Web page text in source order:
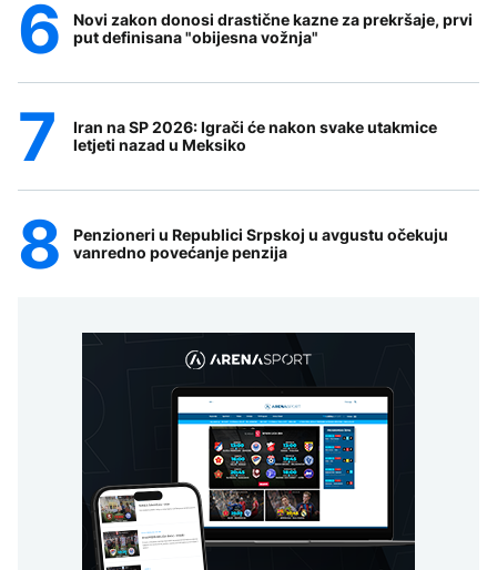
Novi zakon donosi drastične kazne za prekršaje, prvi
put definisana "obijesna vožnja"
Iran na SP 2026: Igrači će nakon svake utakmice
letjeti nazad u Meksiko
Penzioneri u Republici Srpskoj u avgustu očekuju
vanredno povećanje penzija